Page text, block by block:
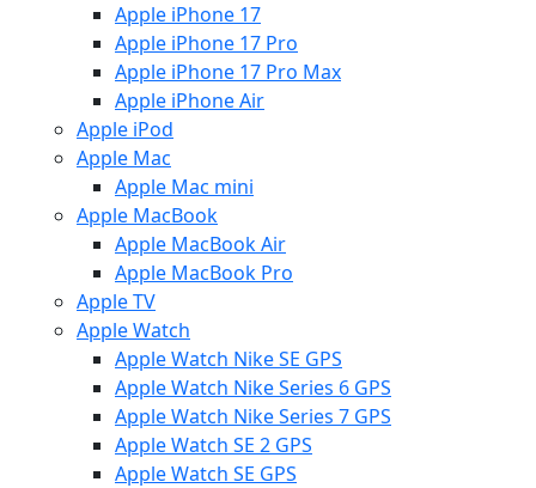
Apple iPhone 17
Apple iPhone 17 Pro
Apple iPhone 17 Pro Max
Apple iPhone Air
Apple iPod
Apple Mac
Apple Mac mini
Apple MacBook
Apple MacBook Air
Apple MacBook Pro
Apple TV
Apple Watch
Apple Watch Nike SE GPS
Apple Watch Nike Series 6 GPS
Apple Watch Nike Series 7 GPS
Apple Watch SE 2 GPS
Apple Watch SE GPS